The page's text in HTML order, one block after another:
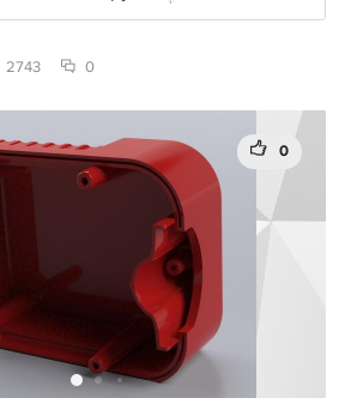
2743 0
0